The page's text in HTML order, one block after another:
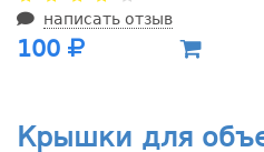
написать отзыв
100
Крышки для